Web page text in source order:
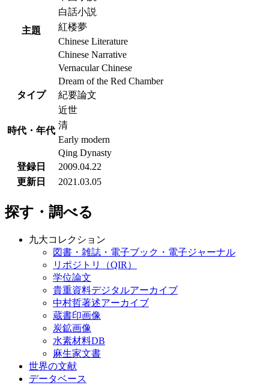
主題
白話小説
紅楼夢
Chinese Literature
Chinese Narrative
Vernacular Chinese
Dream of the Red Chamber
タイプ
紀要論文
時代・年代
近世
清
Early modern
Qing Dynasty
登録日
2009.04.22
更新日
2021.03.05
探す・調べる
九大コレクション
図書・雑誌・電子ブック・電子ジャーナル
リポジトリ（QIR）
学位論文
貴重資料デジタルアーカイブ
中村哲著述アーカイブ
蔵書印画像
炭鉱画像
水素材料DB
麻生家文書
世界の文献
データベース